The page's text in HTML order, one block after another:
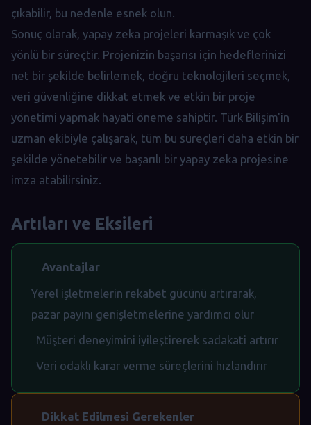
çıkabilir, bu nedenle esnek olun.
Sonuç olarak, yapay zeka projeleri karmaşık ve çok
yönlü bir süreçtir. Projenizin başarısı için hedeflerinizi
net bir şekilde belirlemek, doğru teknolojileri seçmek,
veri güvenliğine dikkat etmek ve etkin bir proje
yönetimi yapmak hayati öneme sahiptir. Türk Bilişim'in
uzman ekibiyle çalışarak, tüm bu süreçleri daha etkin bir
şekilde yönetebilir ve başarılı bir yapay zeka projesine
imza atabilirsiniz.
Artıları ve Eksileri
Avantajlar
Yerel işletmelerin rekabet gücünü artırarak,
pazar payını genişletmelerine yardımcı olur
Müşteri deneyimini iyileştirerek sadakati artırır
Veri odaklı karar verme süreçlerini hızlandırır
Dikkat Edilmesi Gerekenler